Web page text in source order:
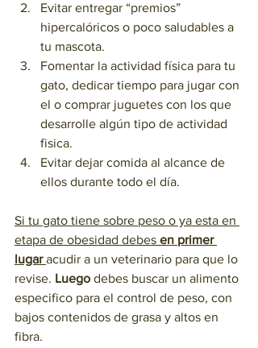
Evitar entregar “premios”
hipercalóricos o poco saludables a
tu mascota.
Fomentar la actividad física para tu
gato, dedicar tiempo para jugar con
el o comprar juguetes con los que
desarrolle algún tipo de actividad
fisica.
Evitar dejar comida al alcance de
ellos durante todo el día.
Si tu gato tiene sobre peso o ya esta en
etapa de obesidad debes en primer
lugar acudir a un veterinario para que lo
revise. Luego debes buscar un alimento
especifico para el control de peso, con
bajos contenidos de grasa y altos en
fibra.